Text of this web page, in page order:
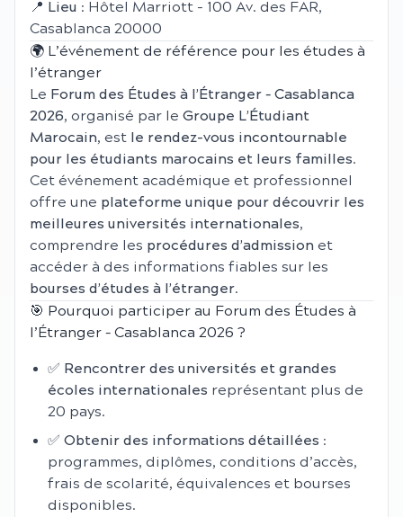
📍 Lieu : Hôtel Marriott - 100 Av. des FAR,
Casablanca 20000
🌍 L’événement de référence pour les études à
l’étranger
Le Forum des Études à l’Étranger – Casablanca
2026, organisé par le Groupe L’Étudiant
Marocain, est le rendez-vous incontournable
pour les étudiants marocains et leurs familles.
Cet événement académique et professionnel
offre une plateforme unique pour découvrir les
meilleures universités internationales,
comprendre les procédures d’admission et
accéder à des informations fiables sur les
bourses d’études à l’étranger.
🎯 Pourquoi participer au Forum des Études à
l’Étranger – Casablanca 2026 ?
✅ Rencontrer des universités et grandes
écoles internationales représentant plus de
20 pays.
✅ Obtenir des informations détaillées :
programmes, diplômes, conditions d’accès,
frais de scolarité, équivalences et bourses
disponibles.